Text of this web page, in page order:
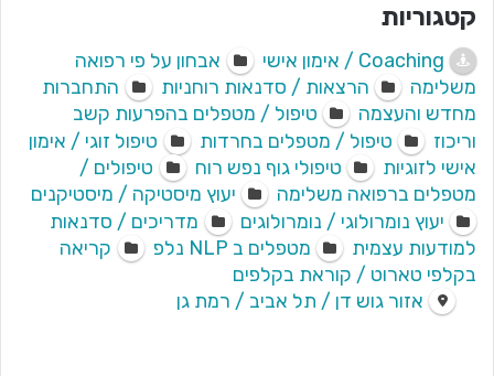
קטגוריות
Coaching / אימון אישי
אבחון על פי רפואה
משלימה
הרצאות / סדנאות רוחניות
התחברות
מחדש והעצמה
טיפול / מטפלים בהפרעות קשב
וריכוז
טיפול / מטפלים בחרדות
טיפול זוגי / אימון
אישי לזוגיות
טיפולי גוף נפש רוח
טיפולים /
מטפלים ברפואה משלימה
יעוץ מיסטיקה / מיסטיקנים
יעוץ נומרולוגי / נומרולוגים
מדריכים / סדנאות
למודעות עצמית
מטפלים ב NLP נלפ
קריאה
בקלפי טארוט / קוראת בקלפים
אזור גוש דן / תל אביב / רמת גן